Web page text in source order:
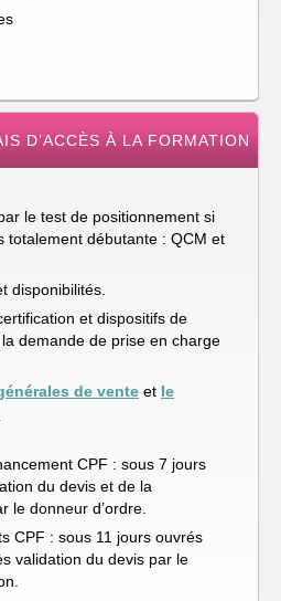
D’ACCÈS À LA FORMATION
le test de positionnement si
totalement débutante : QCM et
disponibilités.
et dispositifs de
demande de prise en charge
de vente et le
CPF : sous 7 jours
du devis et de la
le donneur d’ordre.
CPF : sous 11 jours ouvrés
validation du devis par le